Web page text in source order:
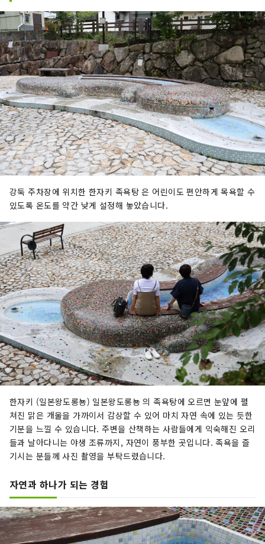
강둑 주차장에 위치한 한자키 족욕탕 은 어린이도 편안하게 목욕할 수
있도록 온도를 약간 낮게 설정해 놓았습니다.
한자키 (일본왕도롱뇽) 일본왕도롱뇽 의 족욕탕에 오르면 눈앞에 펼
쳐진 맑은 개울을 가까이서 감상할 수 있어 마치 자연 속에 있는 듯한
기분을 느낄 수 있습니다. 주변을 산책하는 사람들에게 익숙해진 오리
들과 날아다니는 야생 조류까지, 자연이 풍부한 곳입니다. 족욕을 즐
기시는 분들께 사진 촬영을 부탁드렸습니다.
자연과 하나가 되는 경험